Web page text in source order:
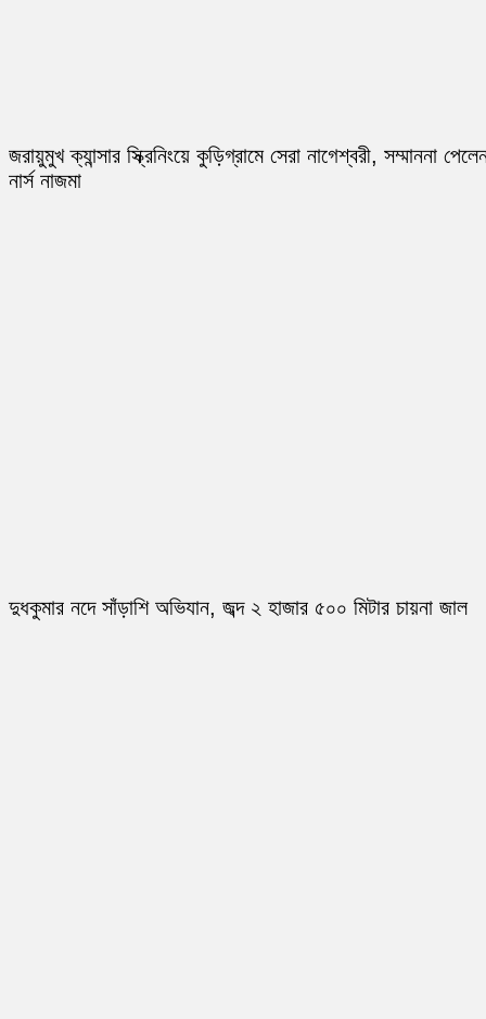
জরায়ুমুখ ক্যান্সার স্ক্রিনিংয়ে কুড়িগ্রামে সেরা নাগেশ্বরী, সম্মাননা
নার্স নাজমা
দুধকুমার নদে সাঁড়াশি অভিযান, জব্দ ২ হাজার ৫০০ মিটার চায়না জাল